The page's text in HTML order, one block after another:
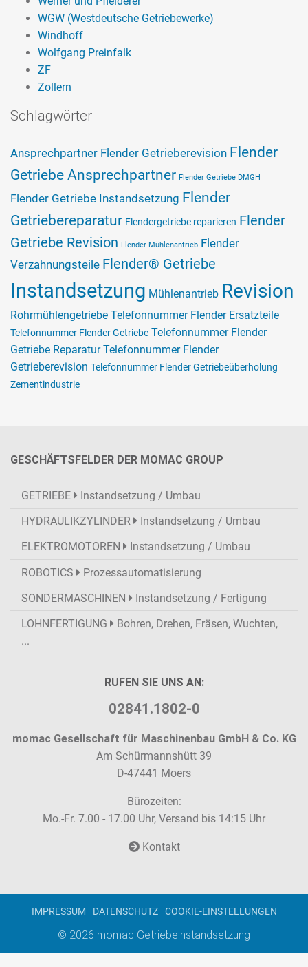
WGW (Westdeutsche Getriebewerke)
Windhoff
Wolfgang Preinfalk
ZF
Zollern
Schlagwörter
Ansprechpartner Flender Getrieberevision Flender
Getriebe Ansprechpartner Flender Getriebe DMGH
Flender Getriebe Instandsetzung Flender
Getriebereparatur Flendergetriebe reparieren Flender
Getriebe Revision Flender Mühlenantrieb Flender
Verzahnungsteile Flender® Getriebe
Instandsetzung Mühlenantrieb Revision
Rohrmühlengetriebe Telefonnummer Flender Ersatzteile
Telefonnummer Flender Getriebe Telefonnummer Flender
Getriebe Reparatur Telefonnummer Flender
Getrieberevision Telefonnummer Flender Getriebeüberholung
Zementindustrie
GESCHÄFTSFELDER DER MOMAC GROUP
GETRIEBE
Instandsetzung / Umbau
HYDRAULIKZYLINDER
Instandsetzung / Umbau
ELEKTROMOTOREN
Instandsetzung / Umbau
ROBOTICS
Prozessautomatisierung
SONDERMASCHINEN
Instandsetzung / Fertigung
LOHNFERTIGUNG
Bohren, Drehen, Fräsen, Wuchten,
...
RUFEN SIE UNS AN:
02841.1802-0
momac Gesellschaft für Maschinenbau GmbH & Co. KG
Am Schürmannshütt 39
D-47441 Moers
Bürozeiten:
Mo.-Fr. 7.00 - 17.00 Uhr, Versand bis 14:15 Uhr
Kontakt
IMPRESSUM DATENSCHUTZ COOKIE-EINSTELLUNGEN
© 2026 momac Getriebeinstandsetzung